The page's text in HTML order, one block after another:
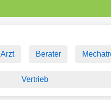
Arzt Berater
Vertrieb